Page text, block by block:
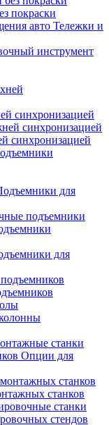
покраски
Тележки и
инструмент
синхронизацией
синхронизацией
для
подъемники
для
станки
Опции для
станков
станки